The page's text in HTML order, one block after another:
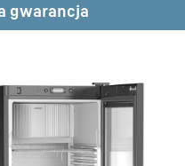
gwarancja